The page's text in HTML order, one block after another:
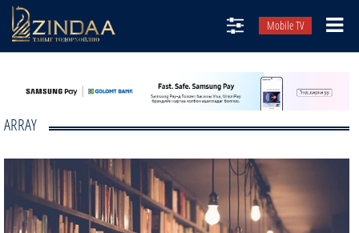
Mobile TV
ТВ8
ӨГЛӨӨНИЙ СОНИН
АУДИО ЗОХИОЛ
ЗИНДАА СЭТГҮҮЛ
ARRAY